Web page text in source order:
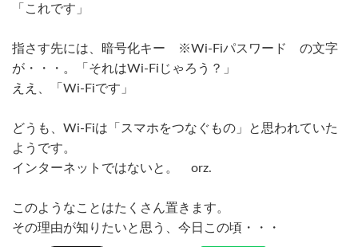
「これです」
指さす先には、暗号化キー ※Wi-Fiパスワード の文字
が・・・。「それはWi-Fiじゃろう？」
ええ、「Wi-Fiです」
どうも、Wi-Fiは「スマホをつなぐもの」と思われていた
ようです。
インターネットではないと。 orz.
このようなことはたくさん置きます。
その理由が知りたいと思う、今日この頃・・・